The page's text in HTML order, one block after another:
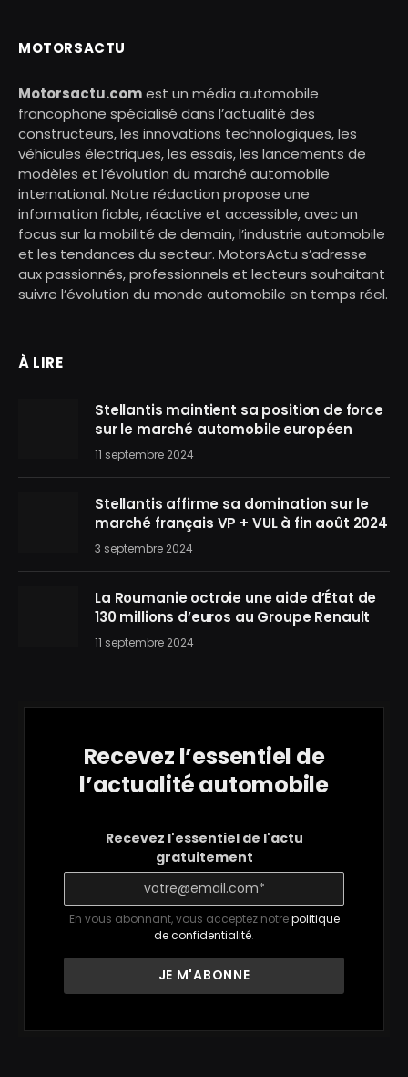
MOTORSACTU
Motorsactu.comest un média automobile
francophone spécialisé dans l’actualité des
constructeurs, les innovations technologiques, les
véhicules électriques, les essais, les lancements de
modèles et l’évolution du marché automobile
international. Notre rédaction propose une
information fiable, réactive et accessible, avec un
focus sur la mobilité de demain, l’industrie automobile
et les tendances du secteur. MotorsActu s’adresse
aux passionnés, professionnels et lecteurs souhaitant
suivre l’évolution du monde automobile en temps réel.
À LIRE
Stellantis maintient sa position de force
sur le marché automobile européen
11 septembre 2024
Stellantis affirme sa domination sur le
marché français VP + VUL à fin août 2024
3 septembre 2024
La Roumanie octroie une aide d’État de
130 millions d’euros au Groupe Renault
11 septembre 2024
Recevez l’essentiel de
l’actualité automobile
Recevez l'essentiel de l'actu
gratuitement
En vous abonnant, vous acceptez notrepolitique
de confidentialité.